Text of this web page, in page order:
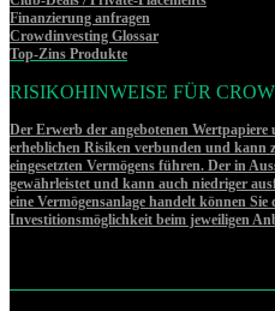
Finanzierung anfragen
Crowdinvesting Glossar
Top-Zins Produkte
RISIKOHINWEISE FÜR
Der Erwerb der angebotenen Wertpapiere
erheblichen Risiken verbunden und kann
eingesetzten Vermögens führen. Der in
gewährleistet und kann auch niedriger
eine Vermögensanlage handelt können
Investitionsmöglichkeit beim jeweiligen